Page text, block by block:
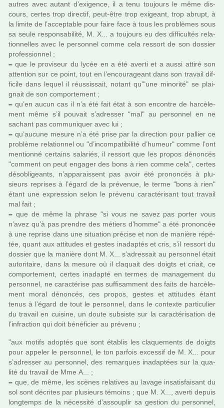
autres avec autant d’exi­gence, il a tenu tou­jours le même dis­
cours, certes trop direc­tif, peut-être trop exi­geant, trop abrupt, à
la limite de l’accep­ta­ble pour faire face à tous les pro­blè­mes sous
sa seule res­pon­sa­bi­lité, M. X... a tou­jours eu des dif­fi­cultés rela­
tion­nel­les avec le per­son­nel comme cela res­sort de son dos­sier
pro­fes­sion­nel ;
– que le pro­vi­seur du lycée en a été averti et a aussi attiré son
atten­tion sur ce point, tout en l’encou­ra­geant dans son tra­vail dif­
fi­cile dans lequel il réus­sis­sait, notant qu’"une mino­rité" se plai­
gnait de son com­por­te­ment ;
– qu’en aucun cas il n’a été fait état à son encontre de har­cè­le­
ment même s’il pou­vait s’adres­ser "mal" au per­son­nel en ne
sachant pas com­mu­ni­quer avec lui ;
– qu’aucune mesure n’a été prise par la direc­tion pour pal­lier ce
pro­blème rela­tion­nel ou "d’incom­pa­ti­bi­lité d’humeur" comme l’ont
men­tionné cer­tains sala­riés, il res­sort que les propos dénon­cés
"com­ment on peut enga­ger des bons à rien comme cela", certes
déso­bli­geants, n’appa­rais­sent pas avoir été pro­non­cés à plu­
sieurs repri­ses à l’égard de la pré­ve­nue, le terme "bons à rien"
étant une expres­sion selon le pré­venu carac­té­ri­sant tout tra­vail
mal fait ;
– que de même la phrase "si vous ne savez pas porter vous
n’avez qu’à pas pren­dre des métiers d’homme" a été pro­non­cée
à une reprise dans une situa­tion pré­cise et non de manière répé­
tée, quant aux atti­tu­des et gestes ina­dap­tés et cris, s’il res­sort du
dos­sier que la manière dont M. X... s’adres­sait au per­son­nel était
auto­ri­taire, dans la mesure où il cla­quait des doigts et criait, ce
com­por­te­ment, certes ina­dapté en termes de mana­ge­ment du
per­son­nel, ne carac­té­rise pas suf­fi­sam­ment des faits de har­cè­le­
ment moral dénon­cés, ces propos, gestes et atti­tu­des étant
tenus à l’égard de tout le per­son­nel, dans le contexte par­ti­cu­lier
du tra­vail en cui­sine, un doute sub­siste sur la carac­té­ri­sa­tion de
l’infrac­tion qui doit béné­fi­cier au pré­venu ;
"aux motifs adop­tés que sont établis les cla­que­ments de doigts
pour appe­ler le per­son­nel, le ton par­fois exces­sif de M. X... pour
s’adres­ser au per­son­nel, des remar­ques ina­dap­tées sur la qua­
lité du tra­vail de Mme A... ;
– que, de même, les scènes rela­ti­ves au lavage insa­tis­fai­sant du
sol sont décri­tes par plu­sieurs témoins ; que M. X..., averti depuis
long­temps de la néces­sité d’assou­plir sa ges­tion du per­son­nel,